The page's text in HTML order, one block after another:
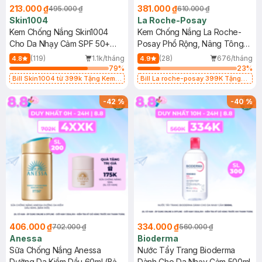
213.000 ₫495.000 ₫
Skin1004
Kem Chống Nắng Skin1004
Cho Da Nhạy Cảm SPF 50+
50ml
4.8 (119)
1.1k/tháng
79%
Bill Skin1004 từ 399k Tặng Kem
SPF 50+ 20ml (SL Có Hạn)
381.000 ₫610.000 ₫
La Roche-Posay
Kem Chống Nắng La Roche-
Posay Phổ Rộng, Nâng Tông
Kiềm Dầu 50ml
4.9 (28)
676/tháng
23%
Bill La roche-posay 399K Tặng
(SL có hạn)
-42%
406.000 ₫702.000 ₫
Anessa
Sữa Chống Nắng Anessa
-40%
334.000 ₫560.000 ₫
Bioderma
Nước Tẩy Trang Bioderma